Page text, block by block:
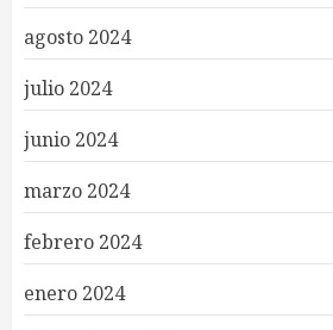
agosto 2024
julio 2024
junio 2024
marzo 2024
febrero 2024
enero 2024